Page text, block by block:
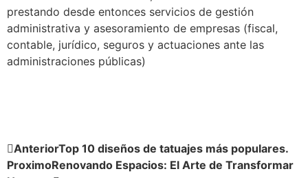
prestando desde entonces servicios de gestión
administrativa y asesoramiento de empresas (fiscal,
contable, jurídico, seguros y actuaciones ante las
administraciones públicas)
AnteriorTop 10 diseños de tatuajes más populares.
ProximoRenovando Espacios: El Arte de Transformar